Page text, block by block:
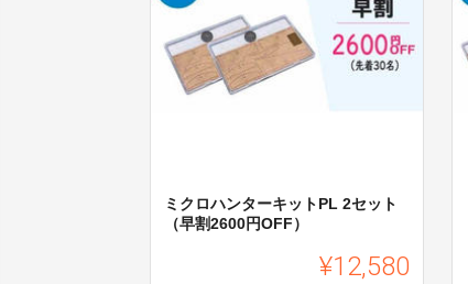
ミクロハンターキットPL 2セット
（早割2600円OFF）
¥12,580